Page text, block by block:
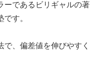
ーであるビリギャルの著
す。
、偏差値を伸びやすく